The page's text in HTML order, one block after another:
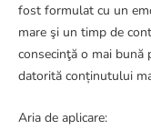
fost formulat cu un
mare şi un timp de
consecinţă o mai bună
datorită conținutului
Aria de aplicare: